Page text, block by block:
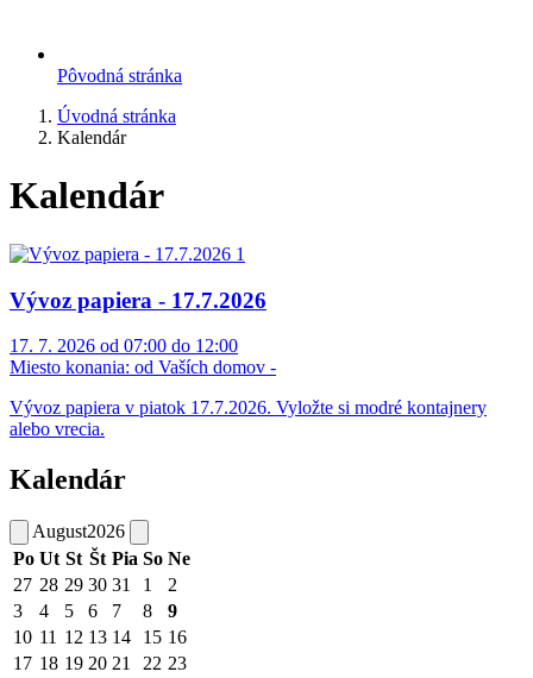
Pôvodná stránka
Úvodná stránka
Kalendár
Kalendár
Vývoz papiera - 17.7.2026
17. 7. 2026 od 07:00 do 12:00
Miesto konania: od Vaších domov -
Vývoz papiera v piatok 17.7.2026. Vyložte si modré kontajnery
alebo vrecia.
Kalendár
August2026
Po Ut St Št Pia So Ne
27 28 29 30 31 1
2
3
4 5 6 7 8
9
10 11 12 13 14 15 16
17 18 19 20 21 22 23